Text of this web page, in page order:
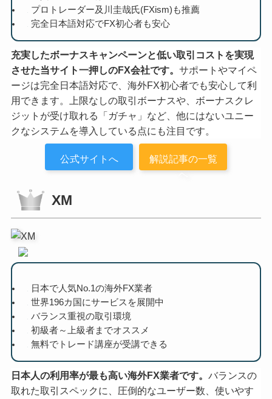
プロトレーダー及川圭哉氏(FXism)も推薦
完全日本語対応でFX初心者も安心
充実したボーナスキャンペーンと低い取引コストを実現
させた当サイト一押しのFX会社です。 サポートやマイペ
ージは完全日本語対応で、海外FX初心者でも安心して利
用できます。上限なしの取引ボーナスや、ボーナスクレ
ジットが受け取れる「ガチャ」など、他にはないユニー
クなシステムを導入している点にも注目です。
公式サイトへ
解説記事の一覧
へ
XM
日本で人気No.1の海外FX業者
世界196カ国にサービスを展開中
バランス重視の取引環境
初級者～上級者までオススメ
無料でトレード講座が受講できる
日本人の利用率が最も高い海外FX業者です。 バランスの
取れた取引スペックに、圧倒的なユーザー数、使いやす